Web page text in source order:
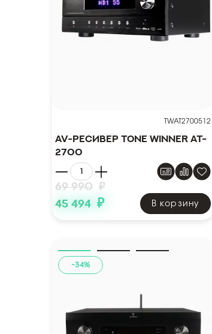
TWAT2700512
AV-ресивер Tone Winner AT-
2700
69 990 ₽
45 494 ₽ В корзину
-34%